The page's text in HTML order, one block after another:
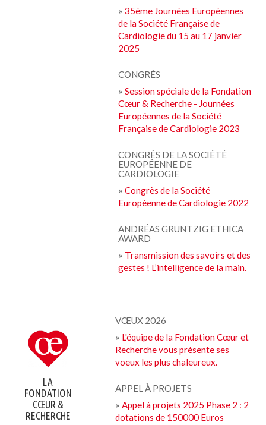
»35ème Journées Européennes
de la Société Française de
Cardiologie du 15 au 17 janvier
2025
CONGRÈS
»Session spéciale de la Fondation
Cœur & Recherche - Journées
Européennes de la Société
Française de Cardiologie 2023
CONGRÈS DE LA SOCIÉTÉ
EUROPÉENNE DE
CARDIOLOGIE
»Congrès de la Société
Européenne de Cardiologie 2022
ANDRÉAS GRUNTZIG ETHICA
AWARD
» Transmission des savoirs et des
gestes ! L’intelligence de la main.
LA
FONDATION
CŒUR &
RECHERCHE
VŒUX 2026
» L'équipe de la Fondation Cœur et
Recherche vous présente ses
voeux les plus chaleureux.
APPEL À PROJETS
»Appel à projets 2025 Phase 2 : 2
dotations de 150000 Euros